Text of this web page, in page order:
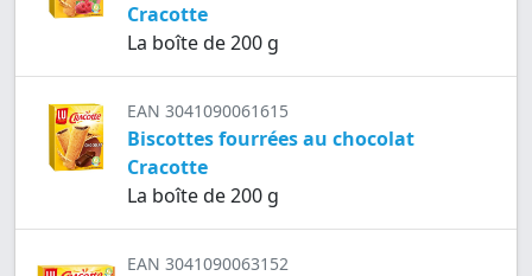
Cracotte
La boîte de 200 g
EAN 3041090061615
Biscottes fourrées au chocolat
Cracotte
La boîte de 200 g
EAN 3041090063152